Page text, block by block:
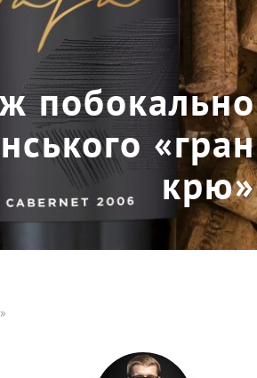
побокально
«гран
крю»